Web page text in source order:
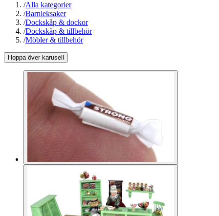
/Alla kategorier
/Barnleksaker
/Dockskåp & dockor
/Dockskåp & tillbehör
/Möbler & tillbehör
Hoppa över karusell